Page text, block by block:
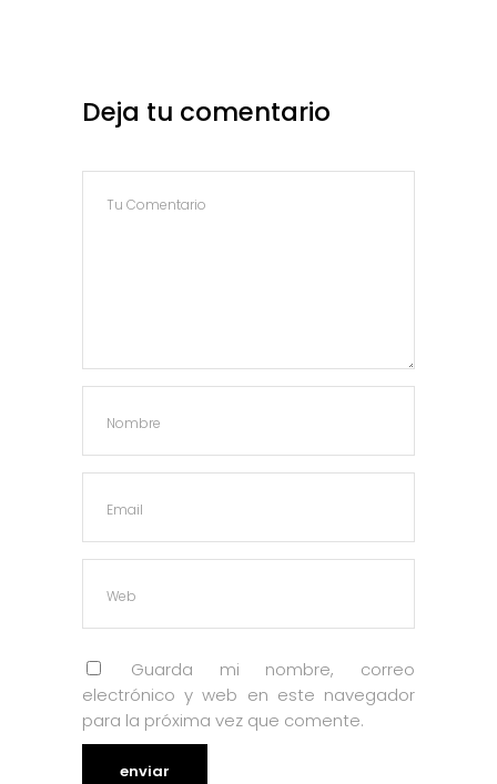
Deja tu comentario
Guarda mi nombre, correo
electrónico y web en este navegador
para la próxima vez que comente.